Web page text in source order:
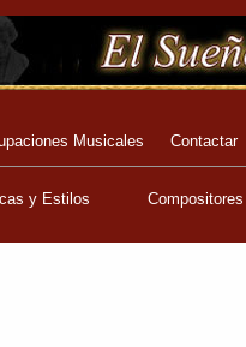
Musicales Contactar
y Estilos